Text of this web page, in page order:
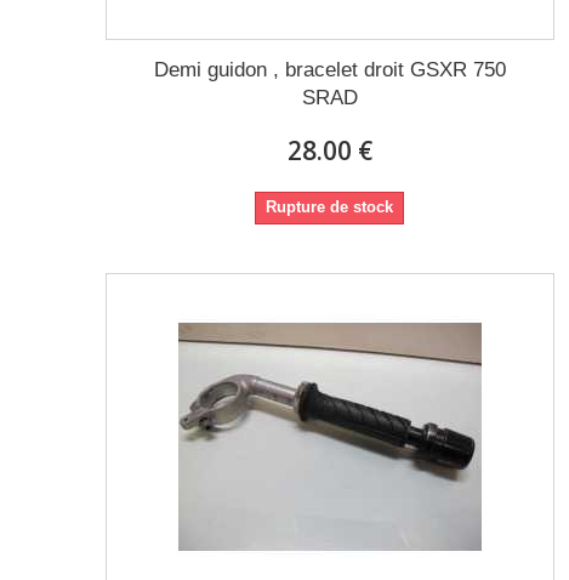
Demi guidon , bracelet droit GSXR 750
SRAD
28.00 €
Rupture de stock